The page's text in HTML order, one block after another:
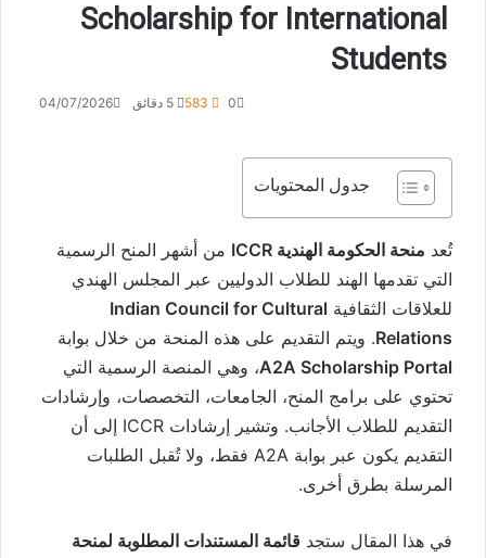
Scholarship for International
Students
04/07/2026 0
جدول المحتويات
تُعد منحة الحكومة الهندية ICCR
من أشهر المنح الرسمية
التي تقدمها الهند للطلاب الدوليين عبر المجلس الهندي
للعلاقات الثقافية Indian Council for Cultural
Relations. ويتم التقديم على هذه المنحة من خلال بوابة
A2A Scholarship Portal، وهي المنصة الرسمية التي
تحتوي على برامج المنح، الجامعات، التخصصات، وإرشادات
التقديم للطلاب الأجانب. وتشير إرشادات ICCR إلى أن
التقديم يكون عبر بوابة A2A فقط، ولا تُقبل الطلبات
المرسلة بطرق أخرى.
في هذا المقال ستجد قائمة المستندات المطلوبة لمنحة